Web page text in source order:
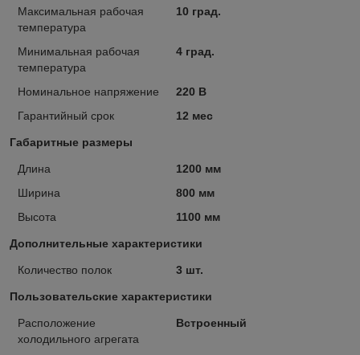
Максимальная рабочая
температура
10 град.
Минимальная рабочая
температура
4 град.
Номинальное напряжение
220 В
Гарантийный срок
12 мес
Габаритные размеры
Длина
1200 мм
Ширина
800 мм
Высота
1100 мм
Дополнительные характеристики
Количество полок 3 шт.
Пользовательские характеристики
Расположение
холодильного агрегата
Встроенный